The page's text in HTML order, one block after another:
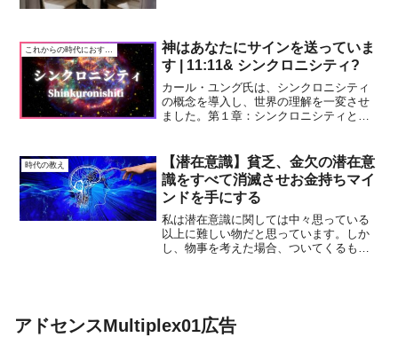
これからの時代におすすめ
神はあなたにサインを送っていま
す | 11:11& シンクロニシティ?
カール・ユング氏は、シンクロニシティ
の概念を導入し、世界の理解を一変させ
ました。第１章：シンクロニシティとは
え方です。たとえば、時計で11:11を見た
とき、それは単なる...
時代の教え
【潜在意識】貧乏、金欠の潜在意
識をすべて消滅させお金持ちマイ
ンドを手にする
私は潜在意識に関しては中々思っている
以上に難しい物だと思っています。しか
し、物事を考えた場合、ついてくるもの
アドセンスMultiplex01広告